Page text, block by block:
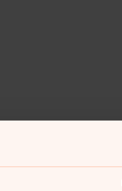
18